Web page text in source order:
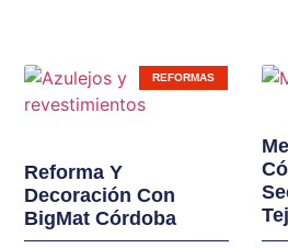
Ampliamos
productos en
instalaciones.
gamas de
REFORMAS
Reforma Y
Decoración Con
BigMat Córdoba